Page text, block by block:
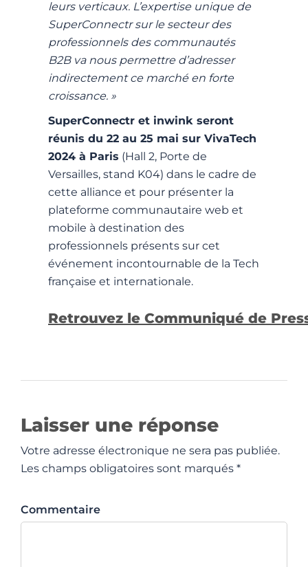
leurs verticaux. L’expertise unique de
SuperConnectr sur le secteur des
professionnels des communautés
B2B va nous permettre d’adresser
indirectement ce marché en forte
croissance. »
SuperConnectr et inwink seront
réunis du 22 au 25 mai sur VivaTech
2024 à Paris (Hall 2, Porte de
Versailles, stand K04) dans le cadre de
cette alliance et pour présenter la
plateforme communautaire web et
mobile à destination des
professionnels présents sur cet
événement incontournable de la Tech
française et internationale.
Retrouvez le Communiqué de
Laisser une réponse
Votre adresse électronique ne sera pas publiée.
Les champs obligatoires sont marqués *
Commentaire